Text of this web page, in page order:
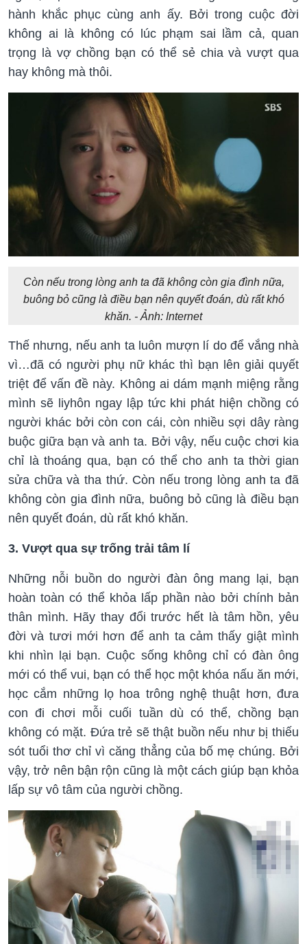
hành khắc phục cùng anh ấy. Bởi trong cuộc đời
không ai là không có lúc phạm sai lầm cả, quan
trọng là vợ chồng bạn có thể sẻ chia và vượt qua
hay không mà thôi.
Còn nếu trong lòng anh ta đã không còn gia đình nữa,
buông bỏ cũng là điều bạn nên quyết đoán, dù rất khó
khăn. - Ảnh: Internet
Thế nhưng, nếu anh ta luôn mượn lí do để vắng nhà
vì…đã có người phụ nữ khác thì bạn lên giải quyết
triệt để vấn đề này. Không ai dám mạnh miệng rằng
mình sẽ liyhôn ngay lập tức khi phát hiện chồng có
người khác bởi còn con cái, còn nhiều sợi dây ràng
buộc giữa bạn và anh ta. Bởi vậy, nếu cuộc chơi kia
chỉ là thoáng qua, bạn có thể cho anh ta thời gian
sửa chữa và tha thứ. Còn nếu trong lòng anh ta đã
không còn gia đình nữa, buông bỏ cũng là điều bạn
nên quyết đoán, dù rất khó khăn.
3. Vượt qua sự trống trải tâm lí
Những nỗi buồn do người đàn ông mang lại, bạn
hoàn toàn có thể khỏa lấp phần nào bởi chính bản
thân mình. Hãy thay đổi trước hết là tâm hồn, yêu
đời và tươi mới hơn để anh ta cảm thấy giật mình
khi nhìn lại bạn. Cuộc sống không chỉ có đàn ông
mới có thể vui, bạn có thể học một khóa nấu ăn mới,
học cắm những lọ hoa trông nghệ thuật hơn, đưa
con đi chơi mỗi cuối tuần dù có thể, chồng bạn
không có mặt. Đứa trẻ sẽ thật buồn nếu như bị thiếu
sót tuổi thơ chỉ vì căng thẳng của bố mẹ chúng. Bởi
vậy, trở nên bận rộn cũng là một cách giúp bạn khỏa
lấp sự vô tâm của người chồng.